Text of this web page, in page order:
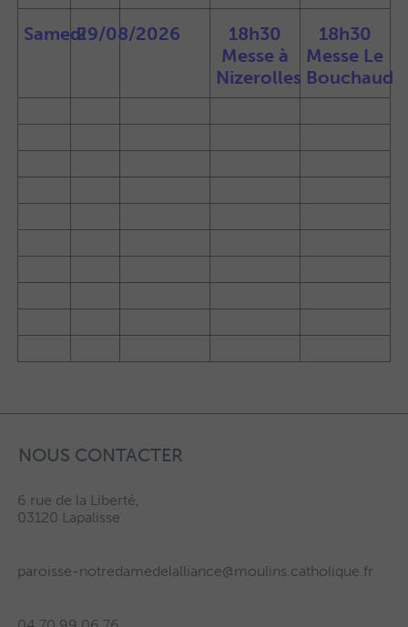
Samedi29/08/2026
18h30
Messe à
Nizerolles
18h30
Messe Le
Bouchaud
NOUS CONTACTER
6 rue de la Liberté,
03120 Lapalisse
paroisse-notredamedelalliance@moulins.catholique.fr